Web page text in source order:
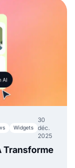
Widgets
30
déc.
2025
Transforme